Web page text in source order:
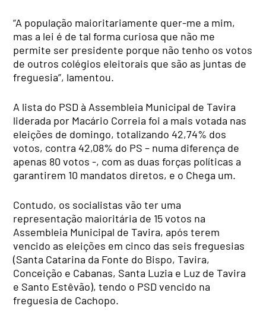
“A população maioritariamente quer-me a mim,
mas a lei é de tal forma curiosa que não me
permite ser presidente porque não tenho os votos
de outros colégios eleitorais que são as juntas de
freguesia”, lamentou.
A lista do PSD à Assembleia Municipal de Tavira
liderada por Macário Correia foi a mais votada nas
eleições de domingo, totalizando 42,74% dos
votos, contra 42,08% do PS – numa diferença de
apenas 80 votos -, com as duas forças políticas a
garantirem 10 mandatos diretos, e o Chega um.
Contudo, os socialistas vão ter uma
representação maioritária de 15 votos na
Assembleia Municipal de Tavira, após terem
vencido as eleições em cinco das seis freguesias
(Santa Catarina da Fonte do Bispo, Tavira,
Conceição e Cabanas, Santa Luzia e Luz de Tavira
e Santo Estêvão), tendo o PSD vencido na
freguesia de Cachopo.